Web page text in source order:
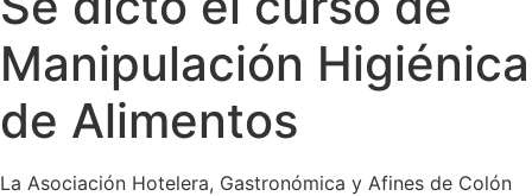
Manipulación Higiénica
de Alimentos
La Asociación Hotelera, Gastronómica y Afines de Colón